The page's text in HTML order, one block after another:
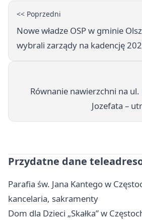
<< Poprzedni
Nowe władze OSP w gminie
wybrali zarządy na kadencję
Równanie nawierzchni na ul.
Jozefata –
Przydatne dane
Parafia św. Jana Kantego w
kancelaria, sakramenty
Dom dla Dzieci „Skałka” w